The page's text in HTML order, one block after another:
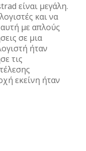
είναι μεγάλη.
και να
με απλούς
σε μια
ήταν
τις
εκείνη ήταν